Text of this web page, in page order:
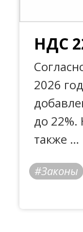
НДС
2026
до 22%.
также …
Законы